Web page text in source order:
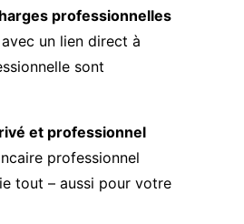
professionnelles
un lien direct à
sont
et professionnel
professionnel
tout – aussi pour votre